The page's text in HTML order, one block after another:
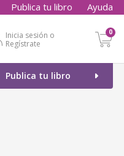
Publica tu libro Ayuda
Inicia sesión o
Regístrate
0
Publica tu libro